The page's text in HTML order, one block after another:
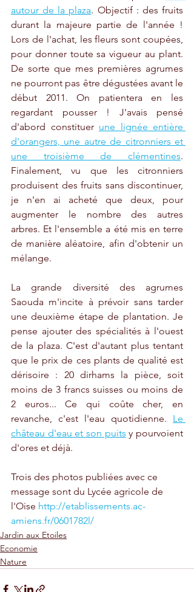
autour de la plaza. Objectif : des fruits
durant la majeure partie de l'année !
Lors de l'achat, les fleurs sont coupées,
pour donner toute sa vigueur au plant.
De sorte que mes premières agrumes
ne pourront pas être dégustées avant le
début 2011. On patientera en les
regardant pousser ! J'avais pensé
d'abord constituer une lignée entière
d'orangers, une autre de citronniers et
une troisième de clémentines.
Finalement, vu que les citronniers
produisent des fruits sans discontinuer,
je n'en ai acheté que deux, pour
augmenter le nombre des autres
arbres. Et l'ensemble a été mis en terre
de manière aléatoire, afin d'obtenir un
mélange.
La grande diversité des agrumes
Saouda m'incite à prévoir sans tarder
une deuxième étape de plantation. Je
pense ajouter des spécialités à l'ouest
de la plaza. C'est d'autant plus tentant
que le prix de ces plants de qualité est
dérisoire : 20 dirhams la pièce, soit
moins de 3 francs suisses ou moins de
2 euros... Ce qui coûte cher, en
revanche, c'est l'eau quotidienne. Le
château d'eau et son puits y pourvoient
d'ores et déjà.
Trois des photos publiées avec ce
message sont du Lycée agricole de
l'Oise http://etablissements.ac-
amiens.fr/0601782l/
Jardin aux Etoiles
Economie
Nature